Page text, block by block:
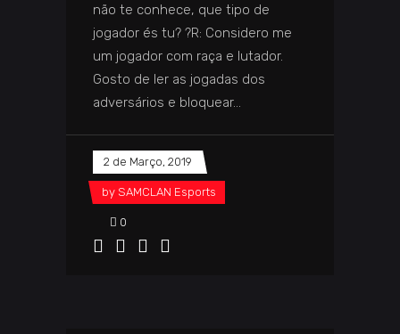
não te conhece, que tipo de
jogador és tu? ?️R: Considero me
um jogador com raça e lutador.
Gosto de ler as jogadas dos
adversários e bloquear
2 de Março, 2019
by SAMCLAN Esports
0